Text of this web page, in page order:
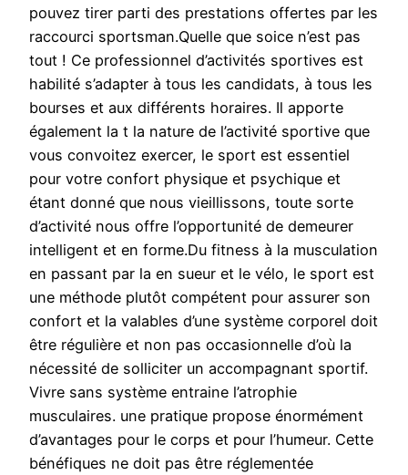
pouvez tirer parti des prestations offertes par les
raccourci sportsman.Quelle que soice n’est pas
tout ! Ce professionnel d’activités sportives est
habilité s’adapter à tous les candidats, à tous les
bourses et aux différents horaires. Il apporte
également la t la nature de l’activité sportive que
vous convoitez exercer, le sport est essentiel
pour votre confort physique et psychique et
étant donné que nous vieillissons, toute sorte
d’activité nous offre l’opportunité de demeurer
intelligent et en forme.Du fitness à la musculation
en passant par la en sueur et le vélo, le sport est
une méthode plutôt compétent pour assurer son
confort et la valables d’une système corporel doit
être régulière et non pas occasionnelle d’où la
nécessité de solliciter un accompagnant sportif.
Vivre sans système entraine l’atrophie
musculaires. une pratique propose énormément
d’avantages pour le corps et pour l’humeur. Cette
bénéfiques ne doit pas être réglementée